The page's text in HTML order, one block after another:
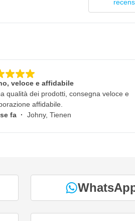
veloce e affidabile
qualità dei prodotti, consegna veloce e
affidabile.
fa · Johny, Tienen